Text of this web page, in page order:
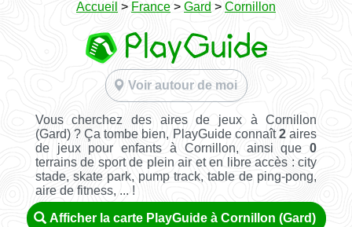
Accueil > France > Gard > Cornillon
Voir autour de moi
Vous cherchez des aires de jeux à Cornillon
(Gard) ? Ça tombe bien, PlayGuide connaît2 aires
de jeux pour enfants à Cornillon, ainsi que0
terrains de sport de plein air et en libre accès : city
stade, skate park, pump track, table de ping-pong,
aire de fitness, ... !
Afficher la carte PlayGuide à Cornillon (Gard)